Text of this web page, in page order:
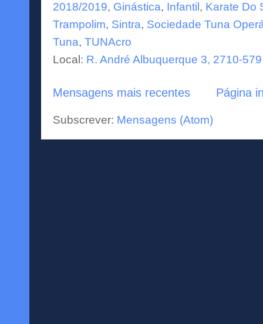
2018/2019, Ginástica, Infantil , Karate Do
Trampolim, Sintra, Sociedade Tuna
Tuna, TUNAcro
Local: R. André Albuquerque 3, 2710-
Mensagens mais recentes Página
Subscrever: Mensagens (Atom)